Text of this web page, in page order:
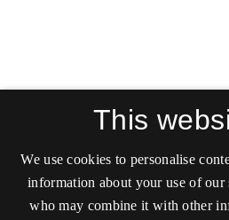
This
We use cookies to personalise
information about your use of
who may combine it with other